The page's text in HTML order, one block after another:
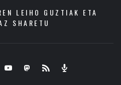
LEIHO GUZTIAK ETA
SHARETU
YoutubeMastodon.eus
RSS Podcast